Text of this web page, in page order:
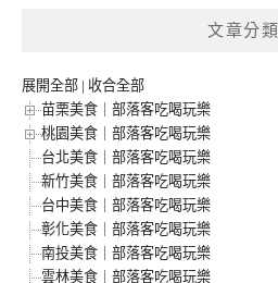
文章分類
展開全部 | 收合全部
苗栗美食｜部落客吃喝玩樂
桃園美食｜部落客吃喝玩樂
台北美食｜部落客吃喝玩樂
新竹美食｜部落客吃喝玩樂
台中美食｜部落客吃喝玩樂
彰化美食｜部落客吃喝玩樂
南投美食｜部落客吃喝玩樂
雲林美食｜部落客吃喝玩樂